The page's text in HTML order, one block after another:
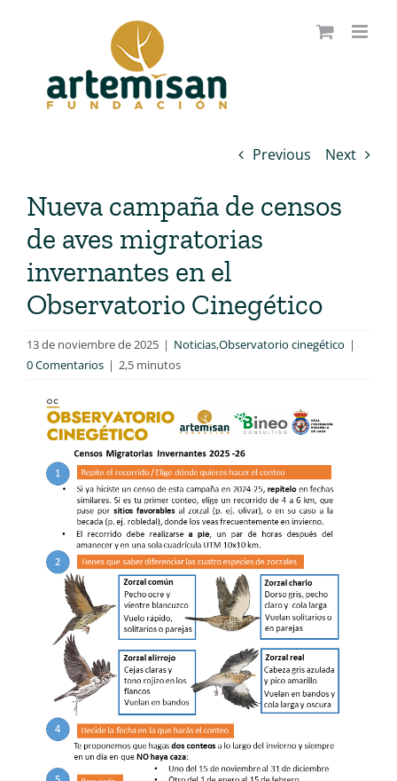
Previous Next
Nueva campaña de censos
de aves migratorias
invernantes en el
Observatorio Cinegético
13 de noviembre de 2025 | Noticias,Observatorio cinegético |
0 Comentarios | 2,5 minutos